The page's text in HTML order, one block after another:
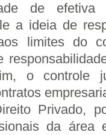
de efetiva
a ideia de
limites do
o controle
Privado,
da área